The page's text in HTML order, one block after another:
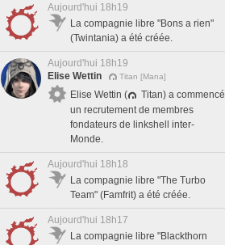
Aujourd'hui 18h19
La compagnie libre "Bons a rien"
(Twintania) a été créée.
Aujourd'hui 18h19
Elise Wettin
Titan [Mana]
Elise Wettin (
Titan) a commencé
un recrutement de membres
fondateurs de linkshell inter-
Monde.
Aujourd'hui 18h18
La compagnie libre "The Turbo
Team" (Famfrit) a été créée.
Aujourd'hui 18h17
La compagnie libre "Blackthorn